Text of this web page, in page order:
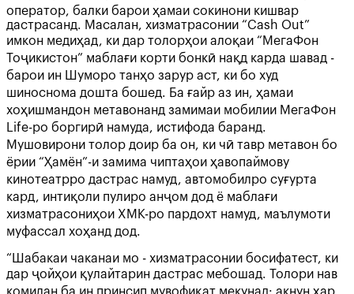
оператор, балки барои ҳамаи сокинони кишвар
дастрасанд. Масалан, хизматрасонии “Cash Out”
имкон медиҳад, ки дар толорҳои алоқаи “МегаФон
Тоҷикистон” маблағи корти бонкӣ нақд карда шавад -
барои ин Шуморо танҳо зарур аст, ки бо худ
шиноснома дошта бошед. Ба ғайр аз ин, ҳамаи
хоҳишмандон метавонанд замимаи мобилии МегаФон
Life-ро боргирӣ намуда, истифода баранд.
Мушовирони толор доир ба он, ки чӣ тавр метавон бо
ёрии “Ҳамён”-и замима чиптаҳои ҳавопаймову
кинотеатрро дастрас намуд, автомобилро суғурта
кард, интиқоли пулиро анҷом дод ё маблағи
хизматрасониҳои ХМК-ро пардохт намуд, маълумоти
муфассал хоҳанд дод.
“Шабакаи чаканаи мо - хизматрасонии босифатест, ки
дар ҷойҳои қулайтарин дастрас мебошад. Толори нав